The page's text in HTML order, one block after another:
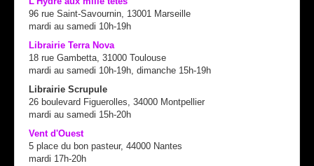
96 rue Saint-Savournin, 13001 Marseille
mardi au samedi 10h-19h
Librairie Terra Nova
18 rue Gambetta, 31000 Toulouse
mardi au samedi 10h-19h, dimanche 15h-19h
Librairie Scrupule
26 boulevard Figuerolles, 34000 Montpellier
mardi au samedi 15h-20h
Vent d'Ouest
5 place du bon pasteur, 44000 Nantes
mardi 17h-20h